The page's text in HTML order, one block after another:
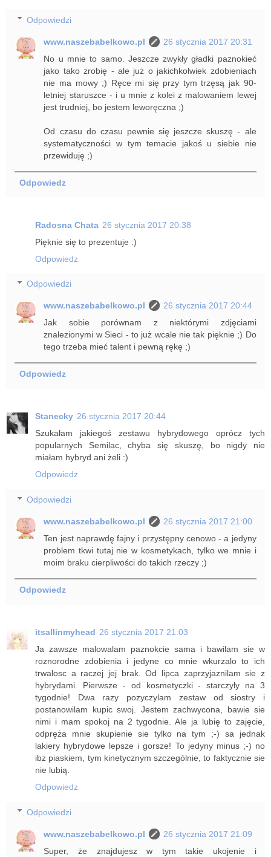
Odpowiedzi
www.naszebabelkowo.pl
26 stycznia 2017 20:31
No u mnie to samo. Jeszcze zwykły gładki paznokieć
jako tako zrobię - ale już o jakichkolwiek zdobieniach
nie ma mowy ;) Ręce mi się przy tym trzęsą jak 90-
letniej staruszce - i u mnie z kolei z malowaniem lewej
jest trudniej, bo jestem leworęczna ;)
Od czasu do czasu pewnie się jeszcze skuszę - ale
systematyczności w tym temacie jakoś u siebie nie
przewiduję ;)
Odpowiedz
Radosna Chata 26 stycznia 2017 20:38
Pięknie się to prezentuje :)
Odpowiedz
Odpowiedzi
www.naszebabelkowo.pl
26 stycznia 2017 20:44
Jak sobie porównam z niektórymi zdjęciami
znalezionymi w Sieci - to już wcale nie tak pięknie ;) Do
tego trzeba mieć talent i pewną rękę ;)
Odpowiedz
Stanecky 26 stycznia 2017 20:44
Szukałam jakiegoś zestawu hybrydowego oprócz tych
popularnych Semilac, chyba się skuszę, bo nigdy nie
miałam hybryd ani żeli :)
Odpowiedz
Odpowiedzi
www.naszebabelkowo.pl
26 stycznia 2017 21:00
Ten jest naprawdę fajny i przystępny cenowo - a jedyny
problem tkwi tutaj nie w kosmetykach, tylko we mnie i
moim braku cierpliwości do takich rzeczy ;)
Odpowiedz
itsallinmyhead 26 stycznia 2017 21:03
Ja zawsze malowalam paznokcie sama i bawilam sie w
roznorodne zdobienia i jedyne co mnie wkurzalo to ich
trwalosc a raczej jej brak. Od lipca zaprzyjaznilam sie z
hybrydami. Pierwsze - od kosmetyczki - starczyly na 3
tygodnie! Dwa razy pozyczylam zestaw od siostry i
postanowilam kupic swoj. Jestem zachwycona, bawie sie
nimi i mam spokoj na 2 tygodnie. Ale ja lubię to zajęcie,
odpręża mnie skupienie sie tylko na tym ;-) sa jednak
lakiery hybrydowe lepsze i gorsze! To jedyny minus ;-) no
ibz piaskiem, tym kinetycznym szczególnie, to faktycznie sie
nie lubią.
Odpowiedz
Odpowiedzi
www.naszebabelkowo.pl
26 stycznia 2017 21:09
Super, że znajdujesz w tym takie ukojenie i